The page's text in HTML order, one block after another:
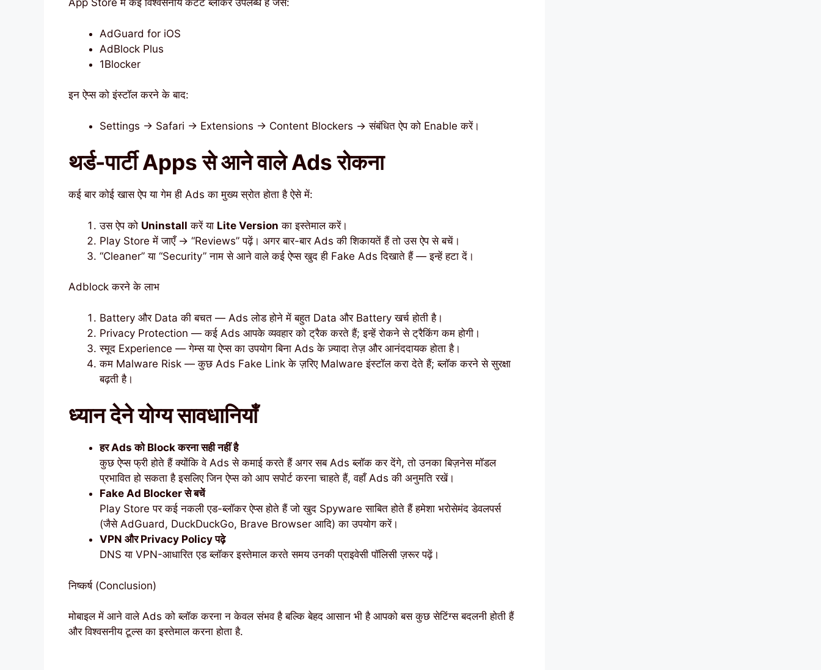
App Store में कई विश्वसनीय कंटेंट ब्लॉकर उपलब्ध हैं जैसे:
AdGuard for iOS
AdBlock Plus
1Blocker
इन ऐप्स को इंस्टॉल करने के बाद:
Settings → Safari → Extensions → Content Blockers → संबंधित ऐप को Enable करें।
थर्ड-पार्टी Apps से आने वाले Ads रोकना
कई बार कोई खास ऐप या गेम ही Ads का मुख्य स्रोत होता है ऐसे में:
उस ऐप को Uninstall करें या Lite Version का इस्तेमाल करें।
Play Store में जाएँ → “Reviews” पढ़ें। अगर बार-बार Ads की शिकायतें हैं तो उस ऐप से बचें।
“Cleaner” या “Security” नाम से आने वाले कई ऐप्स खुद ही Fake Ads दिखाते हैं — इन्हें हटा दें।
Adblock करने के लाभ
Battery और Data की बचत — Ads लोड होने में बहुत Data और Battery खर्च होती है।
Privacy Protection — कई Ads आपके व्यवहार को ट्रैक करते हैं; इन्हें रोकने से ट्रैकिंग कम होगी।
स्मूद Experience — गेम्स या ऐप्स का उपयोग बिना Ads के ज़्यादा तेज़ और आनंददायक होता है।
कम Malware Risk — कुछ Ads Fake Link के ज़रिए Malware इंस्टॉल करा देते हैं; ब्लॉक करने से सुरक्षा
बढ़ती है।
ध्यान देने योग्य सावधानियाँ
हर Ads को Block करना सही नहीं है
कुछ ऐप्स फ्री होते हैं क्योंकि वे Ads से कमाई करते हैं अगर सब Ads ब्लॉक कर देंगे, तो उनका बिज़नेस मॉडल
प्रभावित हो सकता है इसलिए जिन ऐप्स को आप सपोर्ट करना चाहते हैं, वहाँ Ads की अनुमति रखें।
Fake Ad Blocker से बचें
Play Store पर कई नकली एड-ब्लॉकर ऐप्स होते हैं जो खुद Spyware साबित होते हैं हमेशा भरोसेमंद डेवलपर्स
(जैसे AdGuard, DuckDuckGo, Brave Browser आदि) का उपयोग करें।
VPN और Privacy Policy पढ़े
DNS या VPN-आधारित एड ब्लॉकर इस्तेमाल करते समय उनकी प्राइवेसी पॉलिसी ज़रूर पढ़ें।
निष्कर्ष (Conclusion)
मोबाइल में आने वाले Ads को ब्लॉक करना न केवल संभव है बल्कि बेहद आसान भी है आपको बस कुछ सेटिंग्स बदलनी होती हैं
और विश्वसनीय टूल्स का इस्तेमाल करना होता है.